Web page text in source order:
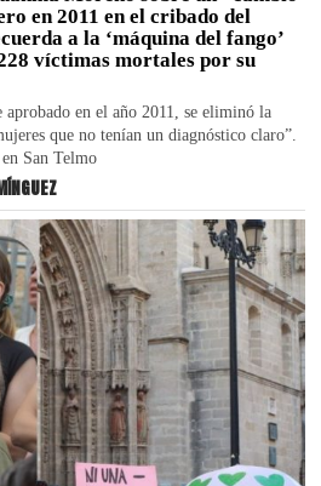
en 2011 en el cribado del
a la ‘máquina del fango’
víctimas mortales por su
en el año 2011, se eliminó la
que no tenían un diagnóstico claro”.
San Telmo